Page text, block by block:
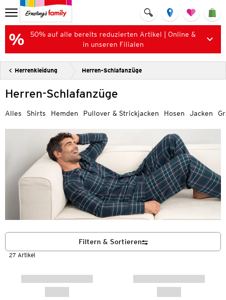
50% auf alle bereits reduzierten Artikel | Online &
in unseren Filialen
Herrenkleidung Herren-Schlafanzüge
Herren-Schlafanzüge
Alles Shirts Hemden Pullover & Strickjacken Hosen Jacken
27 Artikel
Filtern & Sortieren